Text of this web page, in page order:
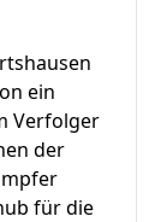
ein
Verfolger
der
für die